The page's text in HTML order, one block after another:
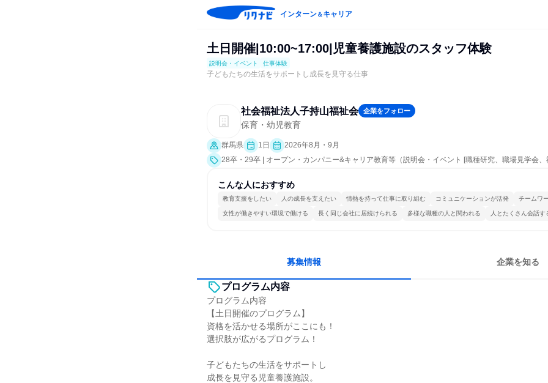
インターン＆キャリア
土日開催|10:00~17:00|児童養護施設のスタッフ体験
説明会・イベント 仕事体験
子どもたちの生活をサポートし成長を見守る仕事
社会福祉法人子持山福祉会 企業をフォロー
保育・幼児教育
群馬県 1日
2026年8月・9月
28卒・29卒 | オープン・カンパニー&キャリア教育等（説明会・イベント [職種研究、職場見学会
こんな人におすすめ
教育支援をしたい 人の成長を支えたい 情熱を持って仕事に取り組む コミュニケーションが活発 チームワ
女性が働きやすい環境で働ける 長く同じ会社に居続けられる 多様な職種の人と関われる 人とたくさん会話す
募集情報 企業を知る
プログラム内容
プログラム内容
【土日開催のプログラム】
資格を活かせる場所がここにも！
選択肢が広がるプログラム！
子どもたちの生活をサポートし
成長を見守る児童養護施設。